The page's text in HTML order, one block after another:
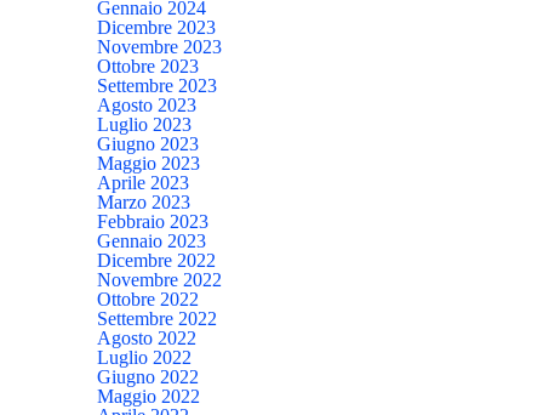
Gennaio 2024
Dicembre 2023
Novembre 2023
Ottobre 2023
Settembre 2023
Agosto 2023
Luglio 2023
Giugno 2023
Maggio 2023
Aprile 2023
Marzo 2023
Febbraio 2023
Gennaio 2023
Dicembre 2022
Novembre 2022
Ottobre 2022
Settembre 2022
Agosto 2022
Luglio 2022
Giugno 2022
Maggio 2022